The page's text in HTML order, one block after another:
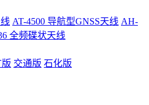
AT-4500 导航型GNSS天线 AH-
全频碟状天线
交通版 石化版